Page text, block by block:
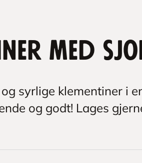
med
syrlige klementiner i
og godt! Lages